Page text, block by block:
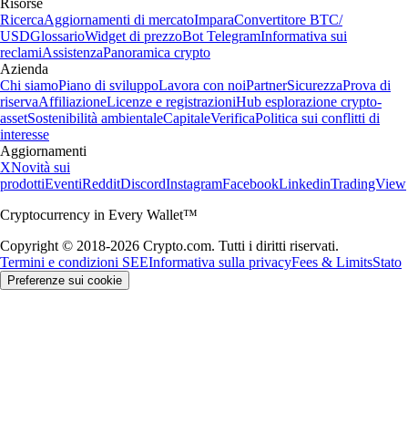
Risorse
RicercaAggiornamenti di mercatoImparaConvertitore BTC/
USDGlossarioWidget di prezzoBot TelegramInformativa sui
reclamiAssistenzaPanoramica crypto
Azienda
Chi siamoPiano di sviluppoLavora con noiPartnerSicurezzaProva di
riservaAffiliazioneLicenze e registrazioniHub esplorazione crypto-
assetSostenibilità ambientaleCapitaleVerificaPolitica sui conflitti di
interesse
Aggiornamenti
XNovità sui
prodottiEventiRedditDiscordInstagramFacebookLinkedinTradingView
Cryptocurrency in Every Wallet™
Copyright © 2018-2026 Crypto.com. Tutti i diritti riservati.
Termini e condizioni SEEInformativa sulla privacyFees & LimitsStato
Preferenze sui cookie